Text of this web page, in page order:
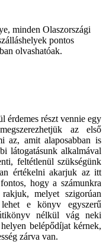
minden Olaszországi
pontos
olvashatóak.
érdemes részt vennie egy
az első
az, amit alaposabban is
látogatásunk alkalmával
feltétlenül szükségünk
értékelni akarjuk az itt
hogy a számunkra
melyet szigorúan
e könyv egyszerű
nélkül vág neki
belépődíjat kérnek,
zárva van.